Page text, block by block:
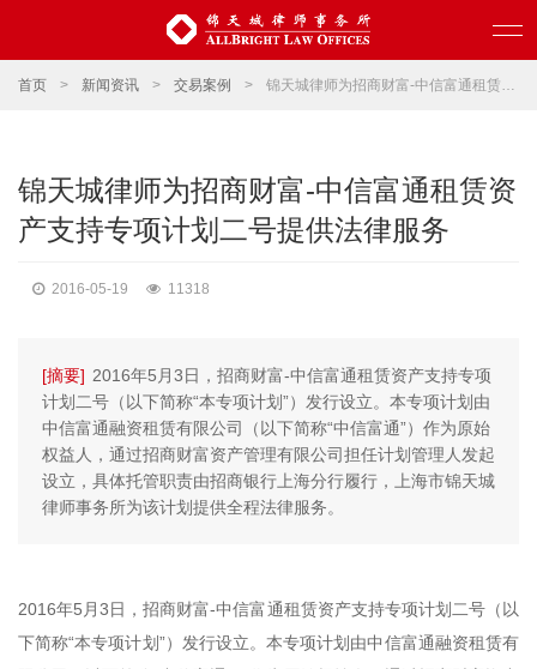
首页 > 新闻资讯 > 交易案例 > 锦天城律师为招商财富-中信富通租赁资产支持专项计划二号提供法律服务
锦天城律师为招商财富-中信富通租赁资
产支持专项计划二号提供法律服务
2016-05-19 11318
[摘要] 2016年5月3日，招商财富-中信富通租赁资产支持专项
计划二号（以下简称“本专项计划”）发行设立。本专项计划由
中信富通融资租赁有限公司（以下简称“中信富通”）作为原始
权益人，通过招商财富资产管理有限公司担任计划管理人发起
设立，具体托管职责由招商银行上海分行履行，上海市锦天城
律师事务所为该计划提供全程法律服务。
2016年5月3日，招商财富-中信富通租赁资产支持专项计划二号（以
下简称“本专项计划”）发行设立。本专项计划由中信富通融资租赁有